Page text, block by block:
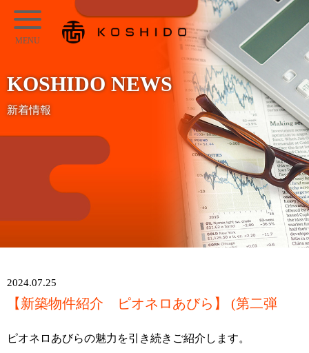
コ
ン
テ
ン
キ
ッ
KOSHIDO
メ
ュ
ー
KOSHIDO NEWS
新着情報
2024.07.25
【新築物件紹介 ピオネロあびら】 (第二弾
ピオネロあびらの魅力を引き続きご紹介します。